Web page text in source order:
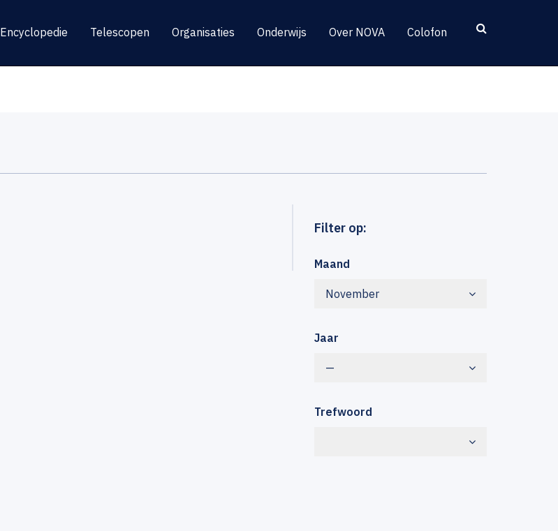
Encyclopedie Telescopen Organisaties Onderwijs Over NOVA Colofon
Filter op:
Maand
November
Jaar
—
Trefwoord